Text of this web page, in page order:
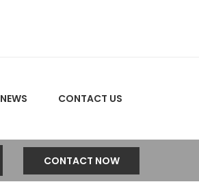
NEWS CONTACT US
CONTACT NOW